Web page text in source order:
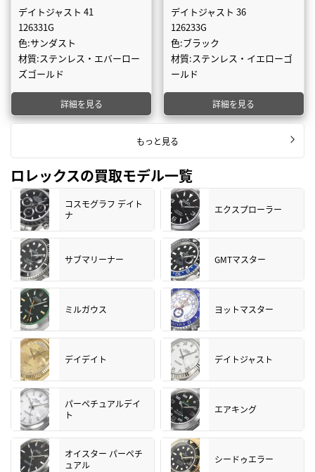
デイトジャスト 41
126331G
色:サンダスト
材質:ステンレス・エバーロー
ズゴールド
詳細を見る
デイトジャスト 36
126233G
色:ブラック
材質:ステンレス・イエローゴ
ールド
詳細を見る
もっと見る
ロレックスの買取モデル一覧
コスモグラフ デイト
ナ
エクスプローラー
サブマリーナー GMTマスター
ミルガウス ヨットマスター
デイデイト デイトジャスト
パーペチュアルデイ
ト
エアキング
オイスター パーペチ
ュアル
シードゥエラー